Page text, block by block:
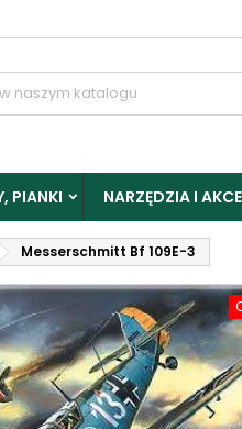
PIANKI NARZĘDZIA I
Messerschmitt Bf 109E-3